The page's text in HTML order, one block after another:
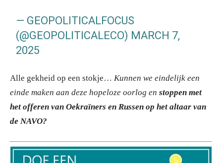
— GEOPOLITICALFOCUS
(@GEOPOLITICALECO) MARCH 7,
2025
Alle gekheid op een stokje… Kunnen we eindelijk een
einde maken aan deze hopeloze oorlog en stoppen met
het offeren van Oekraïners en Russen op het altaar van
de NAVO?